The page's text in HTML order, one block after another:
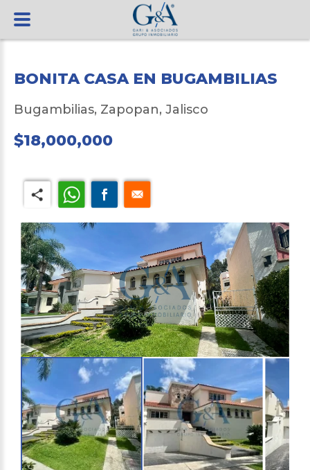
BONITA CASA EN BUGAMBILIAS
Bugambilias, Zapopan, Jalisco
$18,000,000